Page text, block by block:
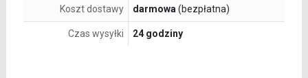
Koszt dostawy darmowa (bezpłatna)
Czas wysyłki 24 godziny